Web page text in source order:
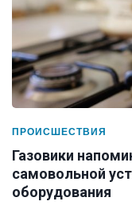
ПРОИСШЕСТВИЯ
Газовики
самовольной
оборудования